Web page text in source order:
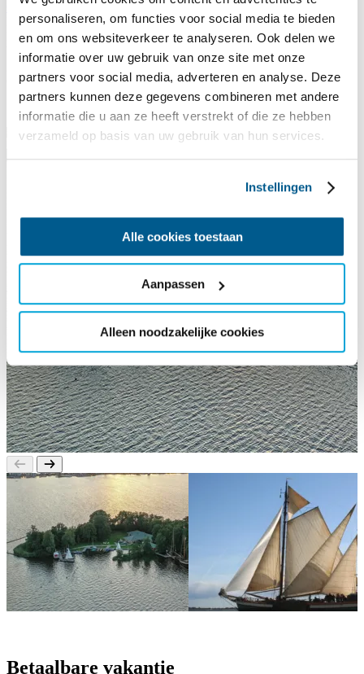
personaliseren, om functies voor social media te bieden
en om ons websiteverkeer te analyseren. Ook delen we
informatie over uw gebruik van onze site met onze
partners voor social media, adverteren en analyse. Deze
partners kunnen deze gegevens combineren met andere
informatie die u aan ze heeft verstrekt of die ze hebben
verzameld op basis van uw gebruik van hun services.
Instellingen
Alle cookies toestaan
Aanpassen
Alleen noodzakelijke cookies
Crusoein de Loosdrechtse Plassen, met decatamaran Beatrix
Friese meren ontdekken vanuitwatersportcentrum It Sailhûsin
Friesland of door Nederland zwerven metzeilklipper Lutgerdina
Wij bieden op onze locaties reizen aan met verschillende
groepsgroottes en (groeps)activiteiten. Kortom: er is veel mogelijk
en de keuze is aan jou!
Betaalbare vakantie